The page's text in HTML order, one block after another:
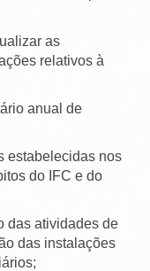
as
relativos à
anual de
estabelecidas nos
do IFC e do
das atividades de
das instalações